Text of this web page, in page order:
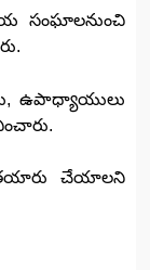
సంఘాలనుంచి
ఉపాధ్యాయులు
తయారు చేయాలని